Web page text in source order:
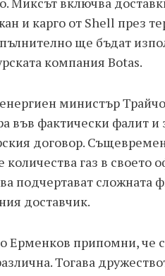
и карго от Shell през
ще бъдат
компания Botas.
министър
във фактически фалит и
договор.
газ в своето
подчертават сложната
доставчик.
Ерменков припомни, че
Тогава